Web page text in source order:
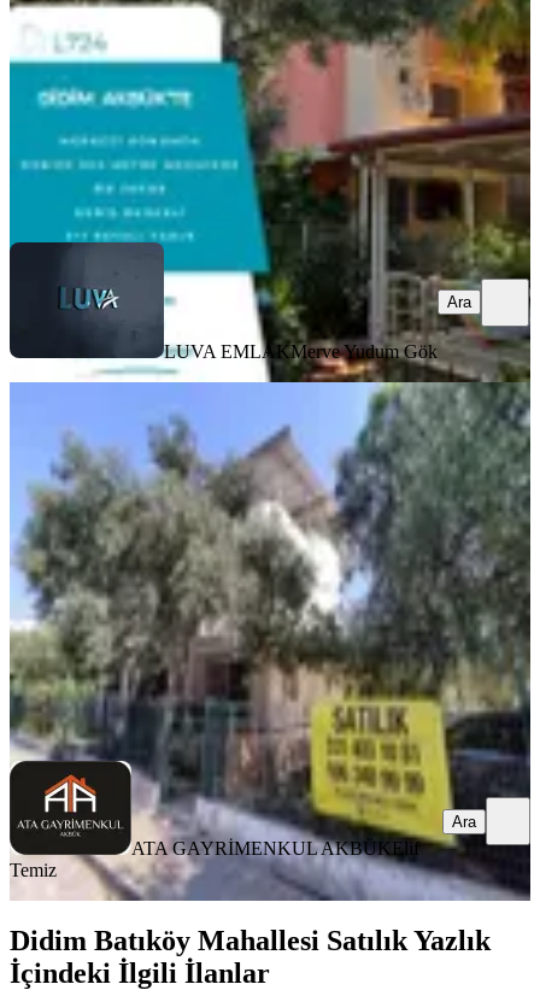
3+1·180 m²· Villa tipi · 21.07.2026
8.500.000 ₺
LUVA EMLAKMerve Yudum Gök
LUVA EMLAKMerve Yudum Gök
Ara
Akbük Merkezde Sahile 50 Metre 3+1
Tripleks Yazlık Kaçmaz !!!
Didim, Akbük Mahallesi
3+1 ·180 m² ·Bahçe katı·18.07.2026
10.000.000 ₺
ATA GAYRİMENKUL AKBÜK Elif Temiz
Ara
ATA GAYRİMENKUL AKBÜK Elif
Temiz
Ara
Didim Batıköy Mahallesi Satılık Yazlık
İçindeki İlgili İlanlar